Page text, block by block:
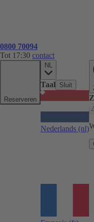
0800 70094
Tot 17:30 contact
Reserveren
NL
Taal Sluit
Nederlands (nl)